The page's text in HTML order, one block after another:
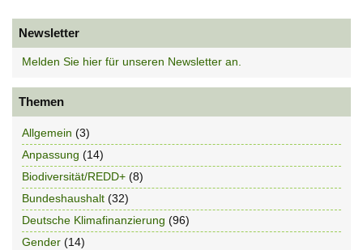
Newsletter
Melden Sie hier für unseren Newsletter an.
Themen
Allgemein (3)
Anpassung (14)
Biodiversität/REDD+ (8)
Bundeshaushalt (32)
Deutsche Klimafinanzierung (96)
Gender (14)